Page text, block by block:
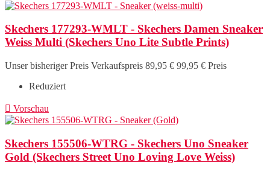
Skechers 177293-WMLT - Skechers Damen Sneaker
Weiss Multi (Skechers Uno Lite Subtle Prints)
Unser bisheriger Preis Verkaufspreis 89,95 € 99,95 € Preis
Reduziert
 Vorschau
Skechers 155506-WTRG - Skechers Uno Sneaker
Gold (Skechers Street Uno Loving Love Weiss)